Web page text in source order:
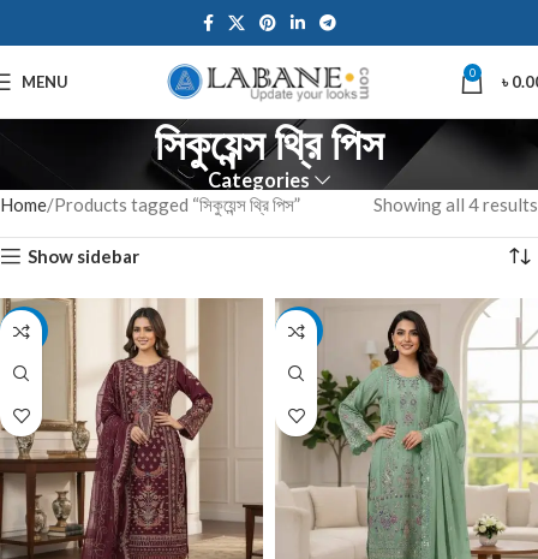
MENU 0 ৳
সিকুয়েন্স থ্রি পিস
Categories
Home Products tagged “সিকুয়েন্স থ্রি পিস” Showing all 4 results
Show sidebar
-7% -7%